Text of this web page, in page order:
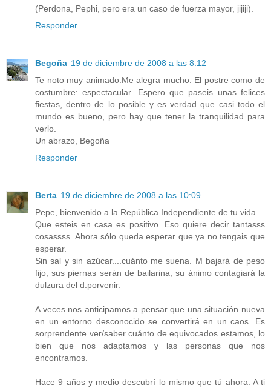
(Perdona, Pephi, pero era un caso de fuerza mayor, jijiji).
Responder
Begoña 19 de diciembre de 2008 a las 8:12
Te noto muy animado.Me alegra mucho. El postre como de
costumbre: espectacular. Espero que paseis unas felices
fiestas, dentro de lo posible y es verdad que casi todo el
mundo es bueno, pero hay que tener la tranquilidad para
verlo.
Un abrazo, Begoña
Responder
Berta 19 de diciembre de 2008 a las 10:09
Pepe, bienvenido a la República Independiente de tu vida.
Que esteis en casa es positivo. Eso quiere decir tantasss
cosassss. Ahora sólo queda esperar que ya no tengais que
esperar.
Sin sal y sin azúcar....cuánto me suena. M bajará de peso
fijo, sus piernas serán de bailarina, su ánimo contagiará la
dulzura del d.porvenir.
A veces nos anticipamos a pensar que una situación nueva
en un entorno desconocido se convertirá en un caos. Es
sorprendente ver/saber cuánto de equivocados estamos, lo
bien que nos adaptamos y las personas que nos
encontramos.
Hace 9 años y medio descubrí lo mismo que tú ahora. A ti